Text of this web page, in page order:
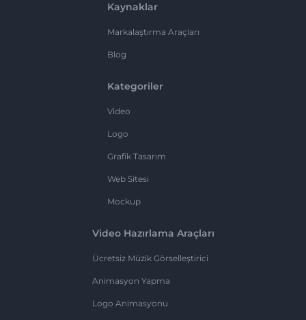
Kaynaklar
Markalaştırma Araçları
Blog
Kategoriler
Video
Logo
Grafik Tasarım
Web Sitesi
Mockup
Video Hazırlama Araçları
Ücretsiz Müzik Görselleştirici
Animasyon Yapma
Logo Animasyonu